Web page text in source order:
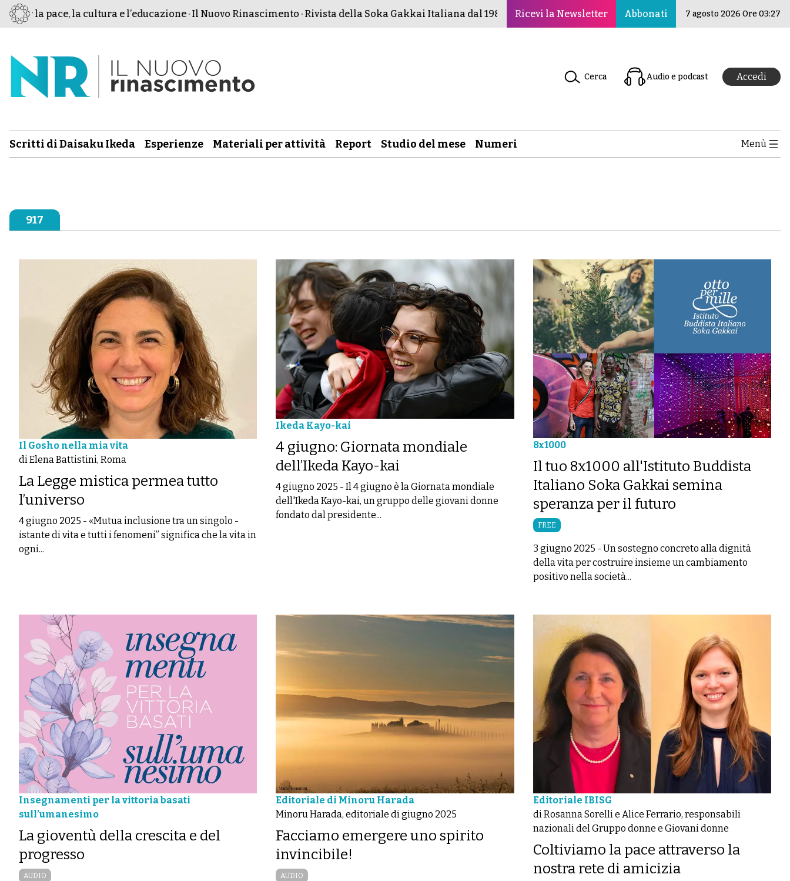
la pace, la cultura e l’educazione · Il Nuovo Rinascimento · Rivista della Soka Gakkai Italiana dal 1982 ·Buddismo per la pace, la cultura e l’educazione ·Il Nuovo
Ricevi la Newsletter Abbonati 7 agosto 2026 Ore 03:27
Cerca Audio e podcast Accedi
Scritti di Daisaku Ikeda Esperienze Materiali per attività Report Studio del mese Numeri Menù
917
Il Gosho nella mia vita
di Elena Battistini, Roma
La Legge mistica permea tutto
l’universo
4 giugno 2025 - «Mutua inclusione tra un singolo ­
istante di vita e tutti i fenomeni” significa che la vita in
ogni...
Ikeda Kayo-kai
4 giugno: Giornata mondiale
dell’Ikeda Kayo-kai
4 giugno 2025 -Il 4 giugno è la Giornata mondiale
dell'Ikeda Kayo-kai, un gruppo delle giovani donne
fondato dal presidente...
8x1000
Il tuo 8x1000 all'Istituto Buddista
Italiano Soka Gakkai semina
speranza per il futuro
FREE
3 giugno 2025 - Un sostegno concreto alla dignità
della vita per costruire insieme un cambiamento
positivo nella società...
Insegnamenti per la vittoria basati
sull’umanesimo
La gioventù della crescita e del
progresso
AUDIO
Editoriale di Minoru Harada
Minoru Harada, editoriale di giugno 2025
Facciamo emergere uno spirito
invincibile!
AUDIO
Editoriale IBISG
di Rosanna Sorelli e Alice Ferrario, responsabili
nazionali del Gruppo donne e Giovani donne
Coltiviamo la pace attraverso la
nostra rete di amicizia